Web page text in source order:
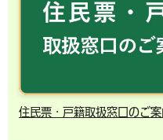
住民票・戸籍取扱窓口のご案